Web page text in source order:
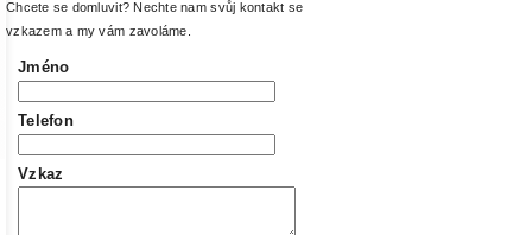
Chcete se domluvit? Nechte nam svůj kontakt se
vzkazem a my vám zavoláme.
Jméno
Telefon
Vzkaz